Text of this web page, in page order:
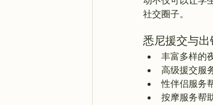
悉尼援交与出
丰富多样的
高级援交服
性伴侣服务
按摩服务帮